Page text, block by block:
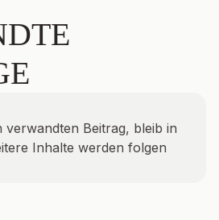
verwandten Beitrag, bleib in
Inhalte werden folgen